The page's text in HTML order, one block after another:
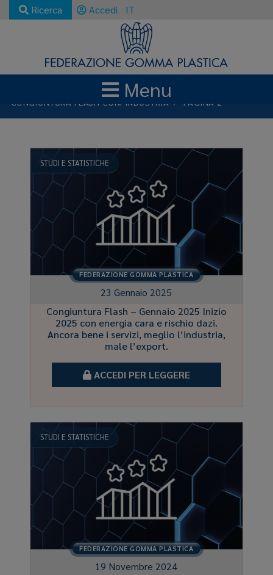
Ricerca Accedi IT
Menu
NEWS E AGGIORNAMENTI
CONGIUNTURA FLASH CONFINDUSTRIA
PAGINA 2
STUDI E STATISTICHE
FEDERAZIONE GOMMA PLASTICA
23 Gennaio 2025
Congiuntura Flash – Gennaio 2025 Inizio
2025 con energia cara e rischio dazi.
Ancora bene i servizi, meglio l’industria,
male l’export.
ACCEDI PER LEGGERE
STUDI E STATISTICHE
FEDERAZIONE GOMMA PLASTICA
19 Novembre 2024